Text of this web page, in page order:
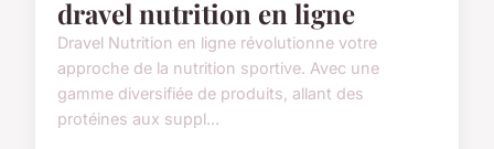
dravel nutrition en ligne
Dravel Nutrition en ligne révolutionne votre
approche de la nutrition sportive. Avec une
gamme diversifiée de produits, allant des
protéines aux suppl...